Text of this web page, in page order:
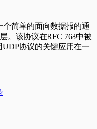
简单的面向数据报的通
。该协议在RFC 768中被
协议的关键应用在一